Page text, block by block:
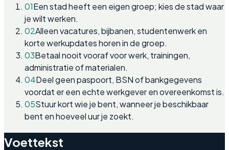
01Een stad heeft een eigen groep; kies de stad waar
je wilt werken.
02Alleen vacatures, bijbanen, studentenwerk en
korte werkupdates horen in de groep.
03Betaal nooit vooraf voor werk, trainingen,
administratie of materialen.
04Deel geen paspoort, BSN of bankgegevens
voordat er een echte werkgever en overeenkomst is.
05Stuur kort wie je bent, wanneer je beschikbaar
bent en hoeveel uur je zoekt.
Voettekst